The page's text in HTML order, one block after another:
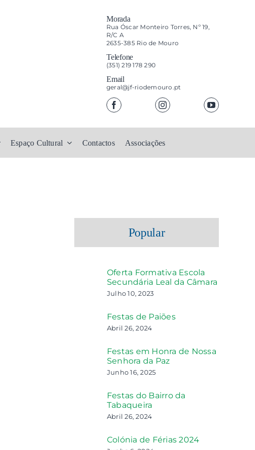
Morada
Rua Óscar Monteiro Torres, Nº 19,
R/C A
2635-385 Rio de Mouro
Telefone
(351) 219 178 290
Email
geral@jf-riodemouro.pt
Espaço Cultural Contactos Associações
Popular
Oferta Formativa Escola
Secundária Leal da Câmara
Julho 10, 2023
Festas de Paiões
Abril 26, 2024
Festas em Honra de Nossa
Senhora da Paz
Junho 16, 2025
Festas do Bairro da
Tabaqueira
Abril 26, 2024
Colónia de Férias 2024